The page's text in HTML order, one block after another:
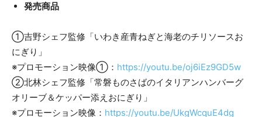
発売商品
①吉野シェフ監修「いわき産青ねぎと海老のチリソースお
にぎり」
※プロモーション映像①： https://youtu.be/oj6iEz9GD5w
②北林シェフ監修「常磐ものさばのイタリアンハンバーグ
オリーブ＆ケッパー添えおにぎり」
※プロモーション映像： https://youtu.be/UkgWcquE4dg